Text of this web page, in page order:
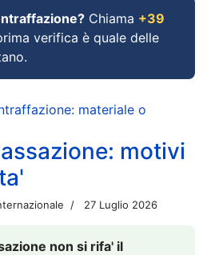
Chiama +39
verifica è quale delle
materiale o
motivi
27 Luglio 2026
non si rifa' il